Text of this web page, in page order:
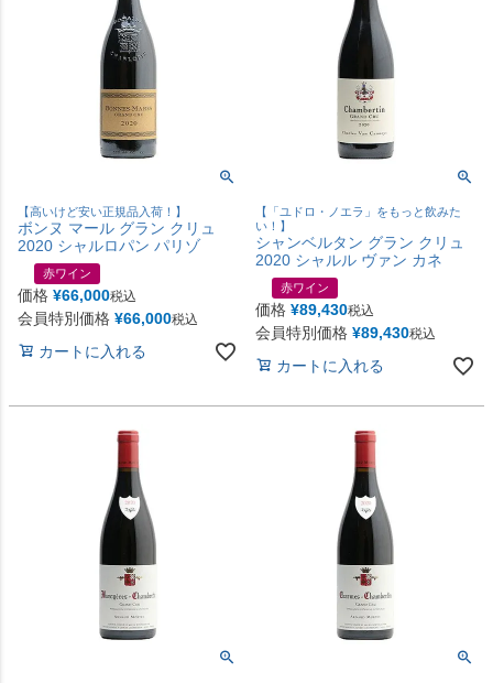
【高いけど安い正規品入荷！】
ボンヌ マール グラン クリュ
2020 シャルロパン パリゾ
赤ワイン
価格 ¥66,000税込
会員特別価格 ¥66,000税込
カートに入れる
【「ユドロ・ノエラ」をもっと飲みた
い！】
シャンベルタン グラン クリュ
2020 シャルル ヴァン カネ
赤ワイン
価格 ¥89,430税込
会員特別価格 ¥89,430税込
カートに入れる